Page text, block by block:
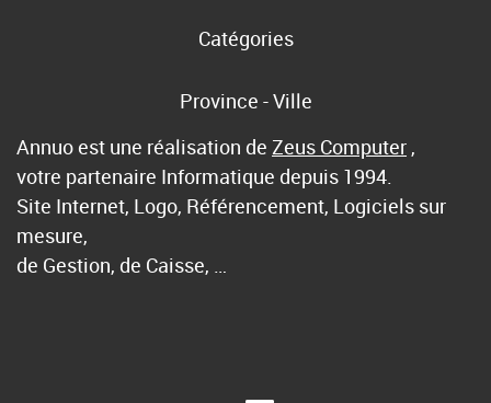
Catégories
Province - Ville
Annuo est une réalisation de Zeus Computer ,
votre partenaire Informatique depuis 1994.
Site Internet, Logo, Référencement, Logiciels sur
mesure,
de Gestion, de Caisse, …